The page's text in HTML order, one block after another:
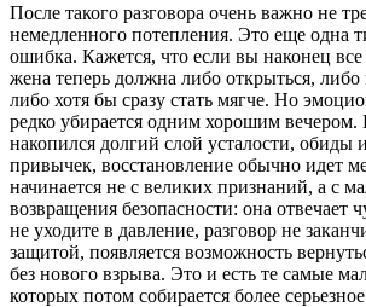
После такого разговора очень важно не
немедленного потепления. Это еще одна
ошибка. Кажется, что если вы наконец все
жена теперь должна либо открыться, либо
либо хотя бы сразу стать мягче. Но
редко убирается одним хорошим
накопился долгий слой усталости, обиды
привычек, восстановление обычно идет
начинается не с великих признаний, а с
возвращения безопасности: она отвечает
не уходите в давление, разговор не
защитой, появляется возможность
без нового взрыва. Это и есть те самые
которых потом собирается более